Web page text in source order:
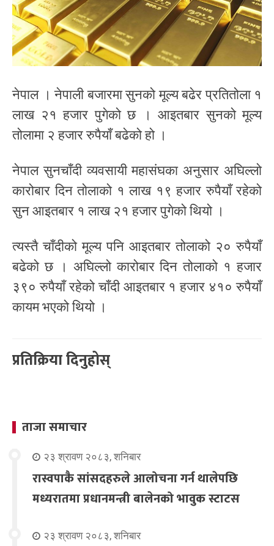
नेपाल । नेपाली बजारमा सुनको मूल्य बढेर प्रतितोला १
लाख २१ हजार पुगेको छ । आइतबार सुनको मूल्य
तोलामा २ हजार रुपैयाँ बढेको हो ।
नेपाल सुनचाँदी व्यवसायी महासंघका अनुसार अघिल्लो
कारोबार दिन तोलाको १ लाख १९ हजार रुपैयाँ रहेको
सुन आइतबार १ लाख २१ हजार पुगेको थियो ।
त्यस्तै चाँदीको मूल्य पनि आइतबार तोलाको २० रुपैयाँ
बढेको छ । अघिल्लो कारोबार दिन तोलाको १ हजार
३९० रुपैयाँ रहेको चाँदी आइतबार १ हजार ४१० रुपैयाँ
कायम भएको थियो ।
प्रतिक्रिया दिनुहोस्
ताजा समाचार
२३ श्रावण २०८३, शनिबार
रास्वपाकै सांसदहरुले आलोचना गर्न थालेपछि
मध्यरातमा प्रधानमन्त्री बालेनको भावुक स्टाटस
२३ श्रावण २०८३, शनिबार